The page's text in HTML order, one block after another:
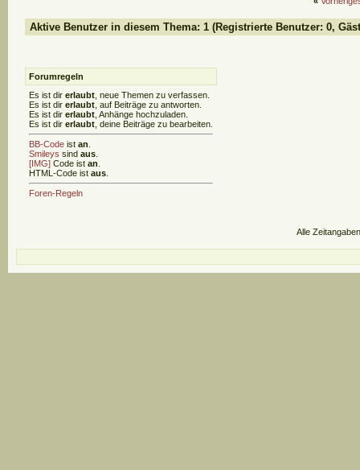
Aktive Benutzer in diesem Thema: 1 (Registrierte Benutzer: 0,
Forumregeln
Es ist dir erlaubt , neue Themen zu verfassen.
Es ist dir erlaubt , auf Beiträge zu antworten.
Es ist dir erlaubt , Anhänge hochzuladen.
Es ist dir erlaubt , deine Beiträge zu bearbeiten.
BB-Code ist an
Smileys sind aus
[IMG] Code ist an
HTML-Code ist aus
Foren-Regeln
Alle